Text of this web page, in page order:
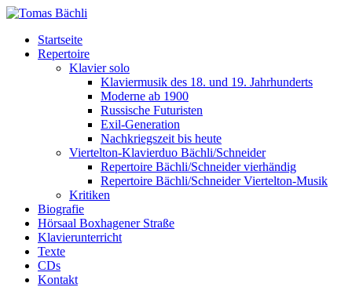
Startseite
Repertoire
Klavier solo
Klaviermusik des 18. und 19. Jahrhunderts
Moderne ab 1900
Russische Futuristen
Exil-Generation
Nachkriegszeit bis heute
Viertelton-Klavierduo Bächli/Schneider
Repertoire Bächli/Schneider vierhändig
Repertoire Bächli/Schneider Viertelton-Musik
Kritiken
Biografie
Hörsaal Boxhagener Straße
Klavierunterricht
Texte
CDs
Kontakt